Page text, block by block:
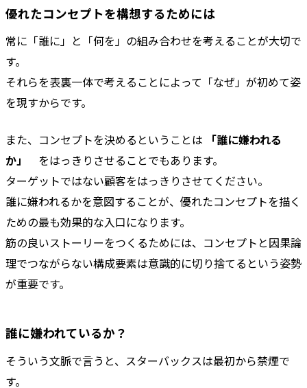
優れたコンセプトを構想するためには
常に「誰に」と「何を」の組み合わせを考えることが大切で
す。
それらを表裏一体で考えることによって「なぜ」が初めて姿
を現すからです。
また、コンセプトを決めるということは
「誰に嫌われる
か」
をはっきりさせることでもあります。
ターゲットではない顧客をはっきりさせてください。
誰に嫌われるかを意図することが、優れたコンセプトを描く
ための最も効果的な入口になります。
筋の良いストーリーをつくるためには、コンセプトと因果論
理でつながらない構成要素は意識的に切り捨てるという姿勢
が重要です。
誰に嫌われているか？
そういう文脈で言うと、スターバックスは最初から禁煙で
す。